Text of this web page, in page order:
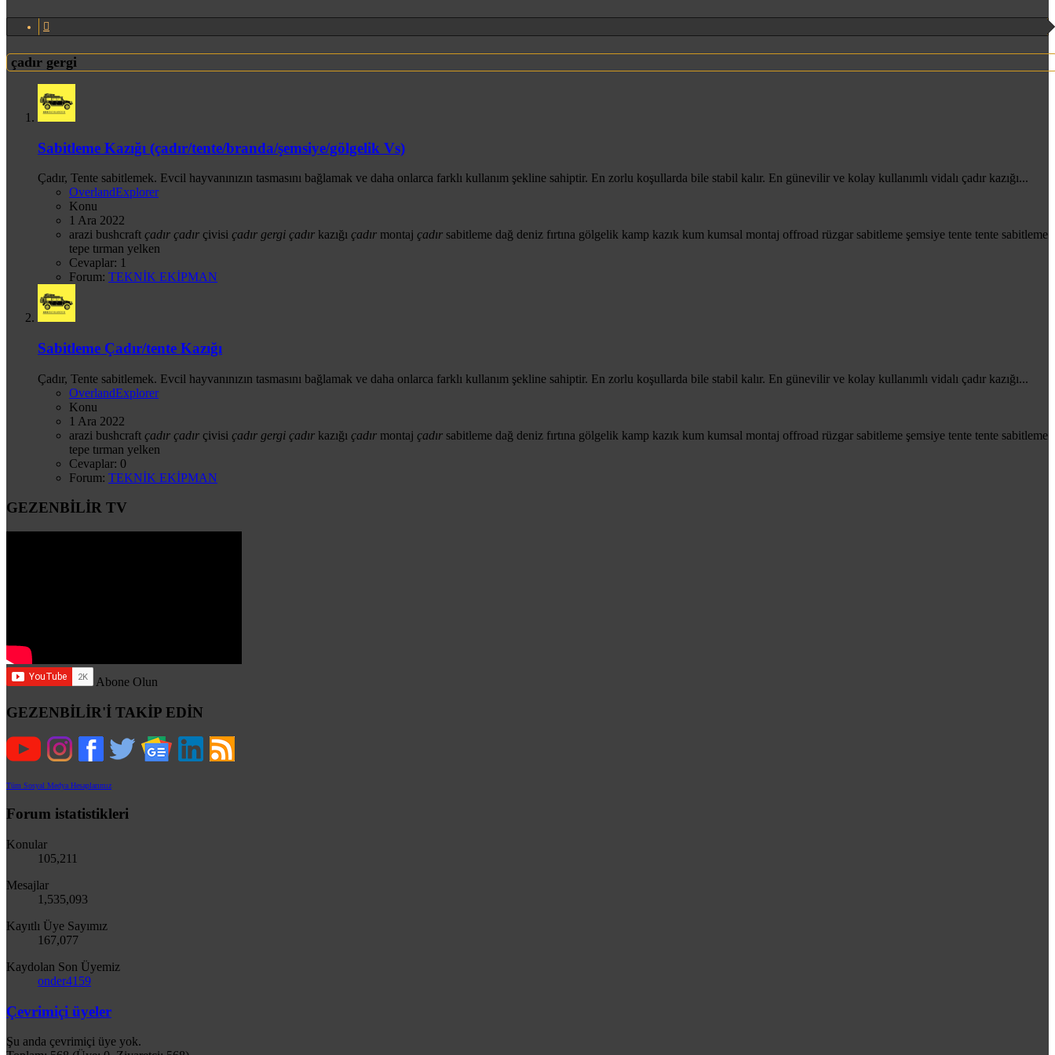
çadır gergi
Sabitleme Kazığı (çadır/tente/branda/şemsiye/gölgelik Vs)
Çadır, Tente sabitlemek. Evcil hayvanınızın tasmasını bağlamak ve daha onlarca farklı kullanım şekline sahiptir. En zorlu koşullarda bile stabil kalır. En günevilir ve kolay kullanımlı vidalı çadır kazığı...
OverlandExplorer
Konu
1 Ara 2022
arazi bushcraft çadır çadır çivisi çadır gergi çadır kazığı çadır montaj çadır sabitleme dağ deniz fırtına gölgelik kamp kazık kum kumsal montaj offroad rüzgar sabitleme şemsiye tente tente sabitleme
tepe tırman yelken
Cevaplar: 1
Forum: TEKNİK EKİPMAN
Sabitleme Çadır/tente Kazığı
Çadır, Tente sabitlemek. Evcil hayvanınızın tasmasını bağlamak ve daha onlarca farklı kullanım şekline sahiptir. En zorlu koşullarda bile stabil kalır. En günevilir ve kolay kullanımlı vidalı çadır kazığı...
OverlandExplorer
Konu
1 Ara 2022
arazi bushcraft çadır çadır çivisi çadır gergi çadır kazığı çadır montaj çadır sabitleme dağ deniz fırtına gölgelik kamp kazık kum kumsal montaj offroad rüzgar sabitleme şemsiye tente tente sabitleme
tepe tırman yelken
Cevaplar: 0
Forum: TEKNİK EKİPMAN
GEZENBİLİR TV
Abone Olun
GEZENBİLİR'İ TAKİP EDİN
Tüm Sosyal Medya Hesaplarımız
Forum istatistikleri
Konular
105,211
Mesajlar
1,535,093
Kayıtlı Üye Sayımız
167,077
Kaydolan Son Üyemiz
onder4159
Çevrimiçi üyeler
Şu anda çevrimiçi üye yok.